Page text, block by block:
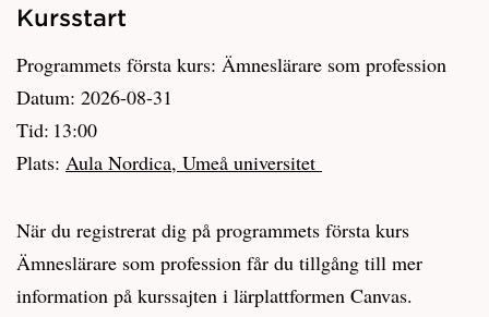
Kursstart
Programmets första kurs: Ämneslärare som profession
Datum: 2026-08-31
Tid: 13:00
Plats: Aula Nordica, Umeå universitet
När du registrerat dig på programmets första kurs
Ämneslärare som profession får du tillgång till mer
information på kurssajten i lärplattformen Canvas.